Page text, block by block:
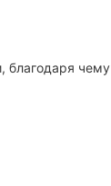
благодаря